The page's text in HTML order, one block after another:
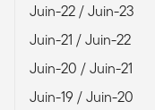
Juin-22 / Juin-23
Juin-21 / Juin-22
Juin-20 / Juin-21
Juin-19 / Juin-20